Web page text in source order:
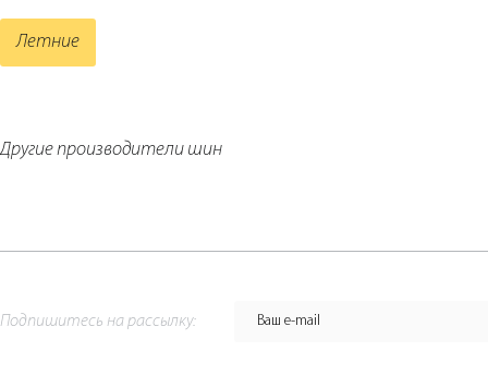
Летние
Другие производители шин
Подпишитесь на рассылку: